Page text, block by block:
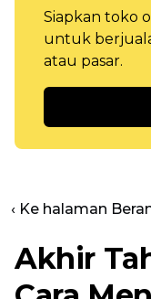
Siapkan toko
untuk
atau pasar.
‹ Ke halaman
Akhir